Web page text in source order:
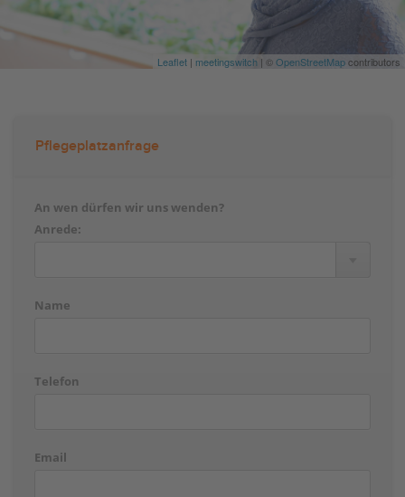
Leaflet | meetingswitch | ©OpenStreetMapcontributors
Pflegeplatzanfrage
An wen dürfen wir uns wenden?
Anrede:
Name
Telefon
Email